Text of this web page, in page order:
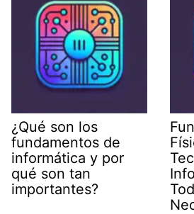
¿Qué son los
fundamentos de
informática y por
qué son tan
importantes?